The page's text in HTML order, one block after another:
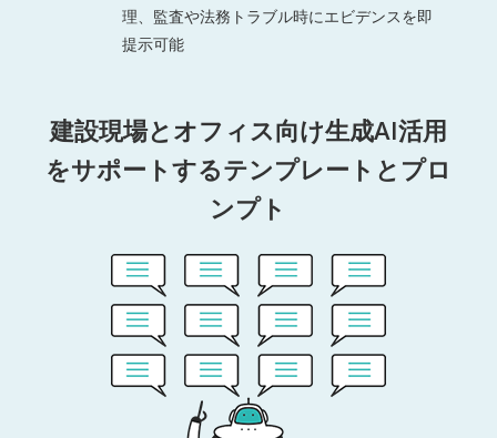
理、監査や法務トラブル時にエビデンスを即
提示可能
建設現場とオフィス向け生成AI活用
をサポートするテンプレートとプロ
ンプト